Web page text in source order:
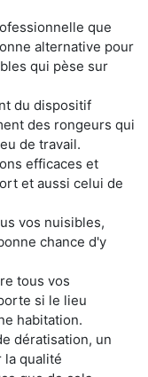
que
alternative pour
qui pèse sur
du dispositif
des rongeurs qui
de travail.
efficaces et
et aussi celui de
vos nuisibles,
chance d'y
tous vos
si le lieu
habitation.
dératisation, un
la qualité